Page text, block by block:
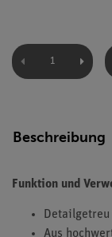
Beschreibung
Funktion und
Aus